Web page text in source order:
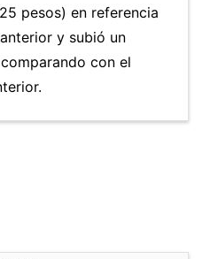
pesos) en referencia
y subió un
con el